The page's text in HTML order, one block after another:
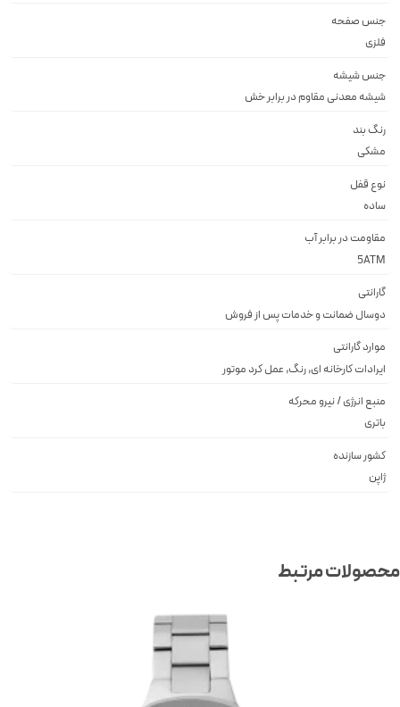
جنس صفحه
فلزى
جنس شیشه
شيشه معدنى مقاوم در برابر خش
رنگ بند
مشكى
نوع قفل
ساده
مقاومت در برابر آب
5ATM
گارانتی
دوسال ضمانت و خدمات پس از فروش
موارد گارانتی
ایرادات کارخانه ای, رنگ, عمل کرد موتور
منبع انرژی / نیرو محرکه
باتری
کشور سازنده
ژاپن
مرتبط